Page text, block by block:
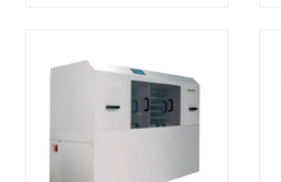
enseñanza de
tecnología educativa
Equipos de
laboratorio de PCB